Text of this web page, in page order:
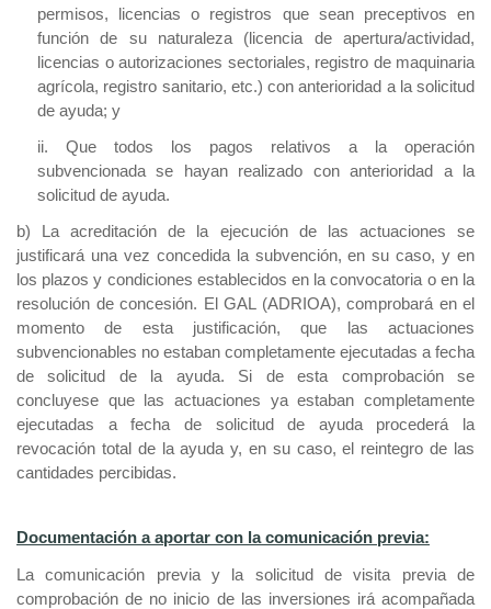
permisos, licencias o registros que sean preceptivos en
función de su naturaleza (licencia de apertura/actividad,
licencias o autorizaciones sectoriales, registro de maquinaria
agrícola, registro sanitario, etc.) con anterioridad a la solicitud
de ayuda; y
ii. Que todos los pagos relativos a la operación
subvencionada se hayan realizado con anterioridad a la
solicitud de ayuda.
b) La acreditación de la ejecución de las actuaciones se
justificará una vez concedida la subvención, en su caso, y en
los plazos y condiciones establecidos en la convocatoria o en la
resolución de concesión. El GAL (ADRIOA), comprobará en el
momento de esta justificación, que las actuaciones
subvencionables no estaban completamente ejecutadas a fecha
de solicitud de la ayuda. Si de esta comprobación se
concluyese que las actuaciones ya estaban completamente
ejecutadas a fecha de solicitud de ayuda procederá la
revocación total de la ayuda y, en su caso, el reintegro de las
cantidades percibidas.
Documentación a aportar con la comunicación previa:
La comunicación previa y la solicitud de visita previa de
comprobación de no inicio de las inversiones irá acompañada